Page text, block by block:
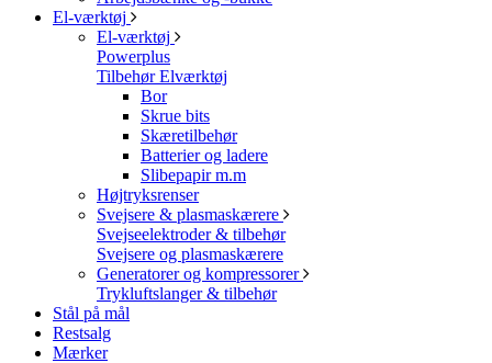
El-værktøj
El-værktøj
Powerplus
Tilbehør Elværktøj
Bor
Skrue bits
Skæretilbehør
Batterier og ladere
Slibepapir m.m
Højtryksrenser
Svejsere & plasmaskærere
Svejseelektroder & tilbehør
Svejsere og plasmaskærere
Generatorer og kompressorer
Trykluftslanger & tilbehør
Stål på mål
Restsalg
Mærker